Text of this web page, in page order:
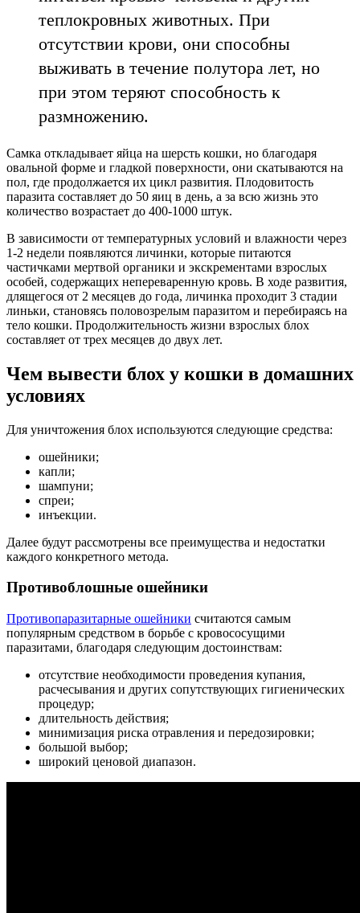
теплокровных животных. При
отсутствии крови, они способны
выживать в течение полутора лет, но
при этом теряют способность к
размножению.
Самка откладывает яйца на шерсть кошки, но благодаря
овальной форме и гладкой поверхности, они скатываются на
пол, где продолжается их цикл развития. Плодовитость
паразита составляет до 50 яиц в день, а за всю жизнь это
количество возрастает до 400-1000 штук.
В зависимости от температурных условий и влажности через
1-2 недели появляются личинки, которые питаются
частичками мертвой органики и экскрементами взрослых
особей, содержащих непереваренную кровь. В ходе развития,
длящегося от 2 месяцев до года, личинка проходит 3 стадии
линьки, становясь половозрелым паразитом и перебираясь на
тело кошки. Продолжительность жизни взрослых блох
составляет от трех месяцев до двух лет.
Чем вывести блох у кошки в домашних
условиях
Для уничтожения блох используются следующие средства:
ошейники;
капли;
шампуни;
спреи;
инъекции.
Далее будут рассмотрены все преимущества и недостатки
каждого конкретного метода.
Противоблошные ошейники
Противопаразитарные ошейники считаются самым
популярным средством в борьбе с кровососущими
паразитами, благодаря следующим достоинствам:
отсутствие необходимости проведения купания,
расчесывания и других сопутствующих гигиенических
процедур;
длительность действия;
минимизация риска отравления и передозировки;
большой выбор;
широкий ценовой диапазон.